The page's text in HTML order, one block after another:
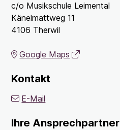
c/o Musikschule Leimental
Känelmattweg 11
4106 Therwil
Google Maps
Kontakt
E-Mail
Ihre Ansprechpartner